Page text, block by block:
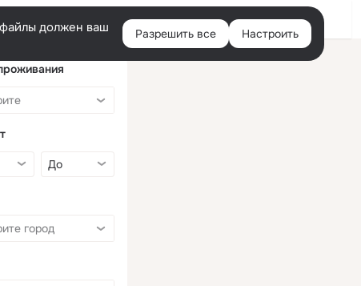
Войти
должен ваш
Разрешить все Настроить